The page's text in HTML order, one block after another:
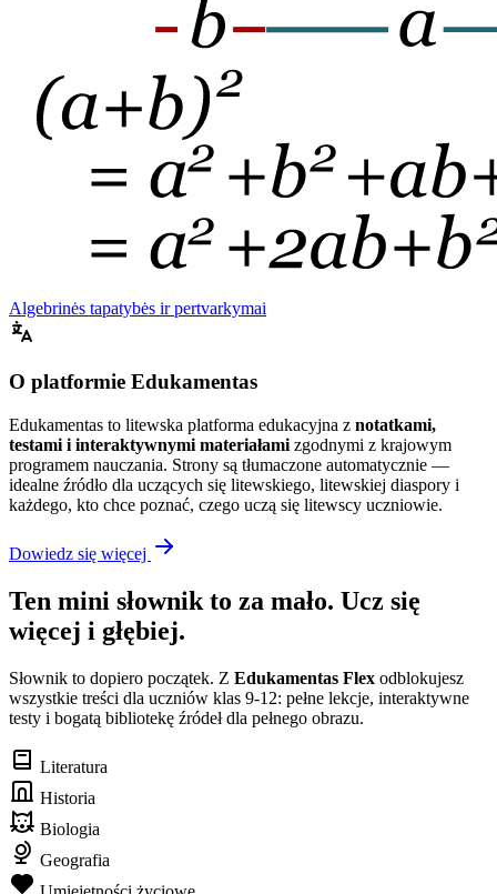
Algebrinės tapatybės ir pertvarkymai
O platformie Edukamentas
Edukamentas to litewska platforma edukacyjna z notatkami,
testami i interaktywnymi materiałami zgodnymi z krajowym
programem nauczania. Strony są tłumaczone automatycznie —
idealne źródło dla uczących się litewskiego, litewskiej diaspory i
każdego, kto chce poznać, czego uczą się litewscy uczniowie.
Dowiedz się więcej
Ten mini słownik to za mało. Ucz się
więcej i głębiej.
Słownik to dopiero początek. Z Edukamentas Flex odblokujesz
wszystkie treści dla uczniów klas 9-12: pełne lekcje, interaktywne
testy i bogatą bibliotekę źródeł dla pełnego obrazu.
Literatura
Historia
Biologia
Geografia